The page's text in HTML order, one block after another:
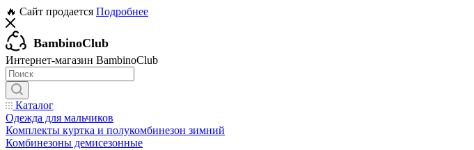
🔥 Сайт продается Подробнее
BambinoClub
Интернет-магазин BambinoClub
Каталог
Одежда для мальчиков
Комплекты куртка и полукомбинезон зимний
Комбинезоны демисезонные